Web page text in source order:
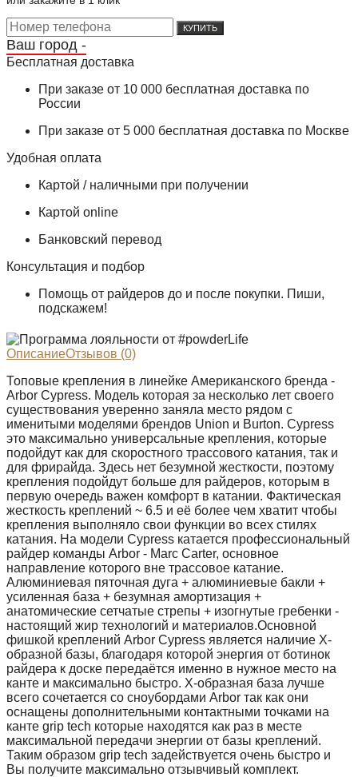
КУПИТЬ
Ваш город -
Бесплатная доставка
При заказе от 10 000 бесплатная доставка по
России
При заказе от 5 000 бесплатная доставка по Москве
Удобная оплата
Картой / наличными при получении
Картой online
Банковский перевод
Консультация и подбор
Помощь от райдеров до и после покупки. Пиши,
подскажем!
ОписаниеОтзывов (0)
Топовые крепления в линейке Американского бренда -
Arbor Cypress. Модель которая за несколько лет своего
существования уверенно заняла место рядом с
именитыми моделями брендов Union и Burton. Cypress
это максимально универсальные крепления, которые
подойдут как для скоростного трассового катания, так и
для фрирайда. Здесь нет безумной жесткости, поэтому
крепления подойдут больше для райдеров, которым в
первую очередь важен комфорт в катании. Фактическая
жесткость креплений ~ 6.5 и её более чем хватит чтобы
крепления выполняло свои функции во всех стилях
катания. На модели Cypress катается профессиональный
райдер команды Arbor - Marc Carter, основное
направление которого вне трассовое катание.
Алюминиевая пяточная дуга + алюминиевые бакли +
усиленная база + безумная амортизация +
анатомические сетчатые стрепы + изогнутые гребенки -
настоящий жир технологий и материалов.Основной
фишкой креплений Arbor Cypress является наличие Х-
образной базы, благодаря которой энергия от ботинок
райдера к доске передаётся именно в нужное место на
канте и максимально быстро. Х-образная база лучше
всего сочетается со сноубордами Arbor так как они
оснащены дополнительными контактными точками на
канте grip tech которые находятся как раз в месте
максимальной передачи энергии от базы креплений.
Таким образом grip tech задействуется очень быстро и
Вы получите максимально отзывчивый комплект.